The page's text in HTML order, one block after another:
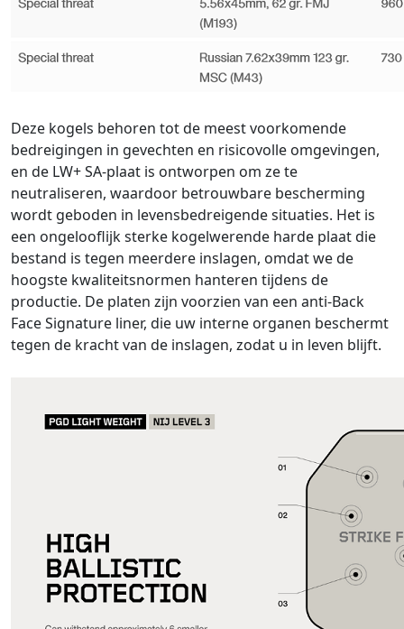
Deze kogels behoren tot de meest voorkomende
bedreigingen in gevechten en risicovolle omgevingen,
en de LW+ SA-plaat is ontworpen om ze te
neutraliseren, waardoor betrouwbare bescherming
wordt geboden in levensbedreigende situaties. Het is
een ongelooflijk sterke kogelwerende harde plaat die
bestand is tegen meerdere inslagen, omdat we de
hoogste kwaliteitsnormen hanteren tijdens de
productie. De platen zijn voorzien van een anti-Back
Face Signature liner, die uw interne organen beschermt
tegen de kracht van de inslagen, zodat u in leven blijft.